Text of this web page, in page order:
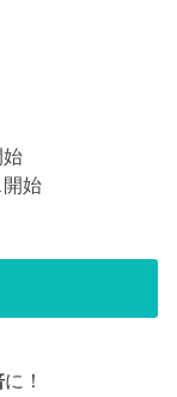
始
始
に！